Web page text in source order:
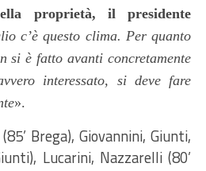
proprietà, il presidente
c’è questo clima. Perquanto
si è fatto avanti concretamente
interessato, si deve fare
».
Brega), Giovannini, Giunti,
Lucarini, Nazzarelli (80’